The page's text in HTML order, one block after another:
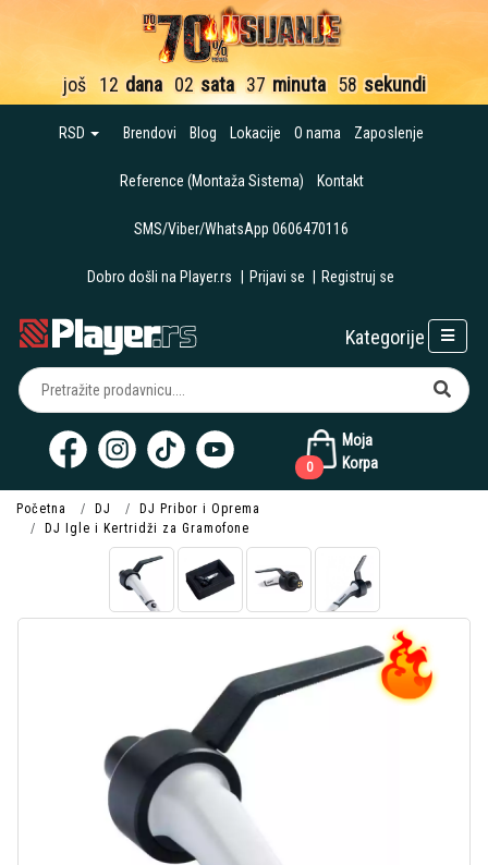
još 12 dana 02 sata 37 minuta 58 sekundi
RSD Brendovi Blog Lokacije O nama Zaposlenje
Reference (Montaža Sistema) Kontakt
SMS/Viber/WhatsApp 0606470116
Dobro došli na Player.rs Prijavi se Registruj se
Moja
Korpa
0
Kategorije
Početna DJ
DJ Pribor i Oprema
DJ Igle i Kertridži za Gramofone